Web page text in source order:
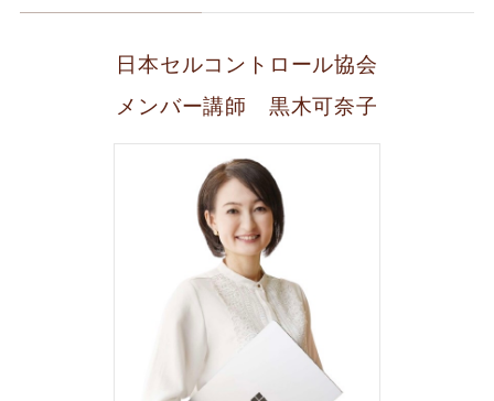
日本セルコントロール協会
メンバー講師 黒木可奈子